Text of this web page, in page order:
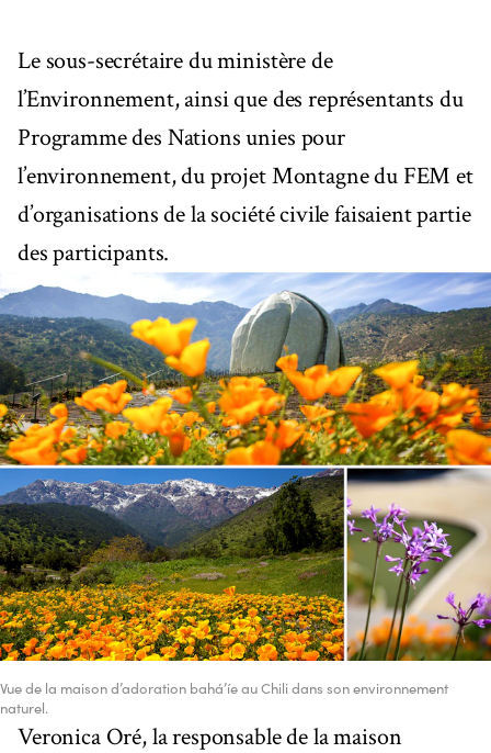
Le sous-secrétaire du ministère de
l’Environnement, ainsi que des représentants du
Programme des Nations unies pour
l’environnement, du projet Montagne du FEM et
d’organisations de la société civile faisaient partie
des participants.
Vue de la maison d’adoration bahá’íe au Chili dans son environnement
naturel.
Veronica Oré, la responsable de la maison